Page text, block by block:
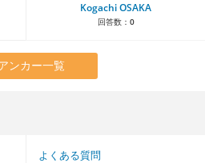
Kogachi OSAKA
回答数： 0
ンカー一覧
よくある質問